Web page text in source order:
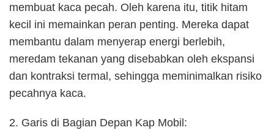
membuat kaca pecah. Oleh karena itu, titik hitam
kecil ini memainkan peran penting. Mereka dapat
membantu dalam menyerap energi berlebih,
meredam tekanan yang disebabkan oleh ekspansi
dan kontraksi termal, sehingga meminimalkan risiko
pecahnya kaca.
2. Garis di Bagian Depan Kap Mobil: